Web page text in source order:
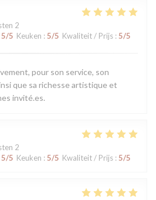
2
5/5 Keuken : 5/5 Kwaliteit / Prijs : 5/5
pour son service, son
que sa richesse artistique et
invité.es.
2
5/5 Keuken : 5/5 Kwaliteit / Prijs : 5/5